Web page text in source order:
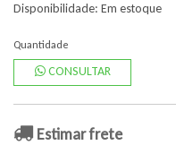
Disponibilidade: Em estoque
Quantidade
CONSULTAR
Estimar frete